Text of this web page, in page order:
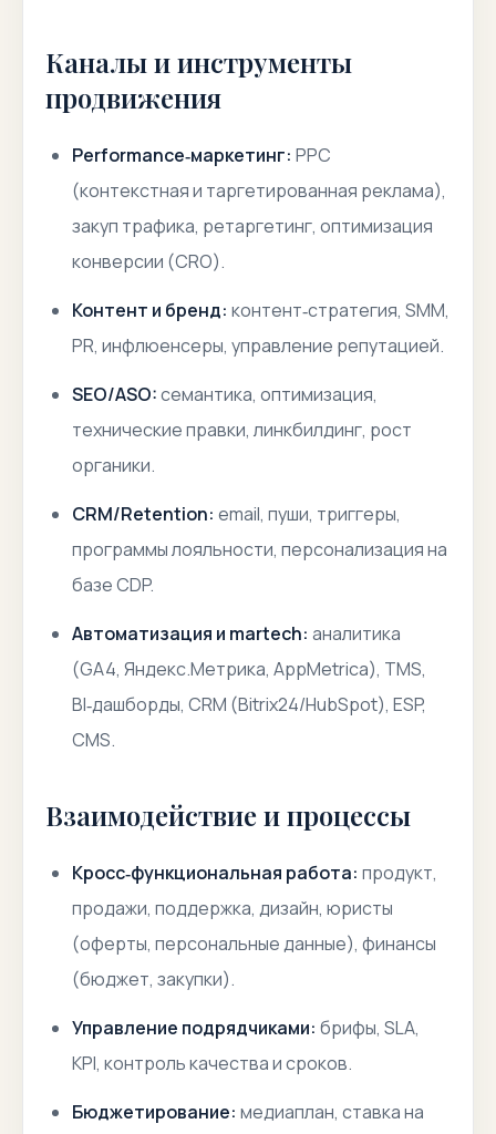
Каналы и инструменты
продвижения
Performance‑маркетинг: PPC
(контекстная и таргетированная реклама),
закуп трафика, ретаргетинг, оптимизация
конверсии (CRO).
Контент и бренд: контент‑стратегия, SMM,
PR, инфлюенсеры, управление репутацией.
SEO/ASO:семантика, оптимизация,
технические правки, линкбилдинг, рост
органики.
CRM/Retention: email, пуши, триггеры,
программы лояльности, персонализация на
базе CDP.
Автоматизация и martech: аналитика
(GA4, Яндекс.Метрика, AppMetrica), TMS,
BI‑дашборды, CRM (Bitrix24/HubSpot), ESP,
CMS.
Взаимодействие и процессы
Кросс‑функциональная работа: продукт,
продажи, поддержка, дизайн, юристы
(оферты, персональные данные), финансы
(бюджет, закупки).
Управление подрядчиками: брифы, SLA,
KPI, контроль качества и сроков.
Бюджетирование: медиаплан, ставка на